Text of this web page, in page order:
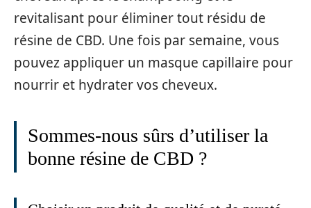
revitalisant pour éliminer tout résidu de
résine de CBD. Une fois par semaine, vous
pouvez appliquer un masque capillaire pour
nourrir et hydrater vos cheveux.
Sommes-nous sûrs d’utiliser la
bonne résine de CBD ?